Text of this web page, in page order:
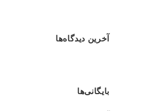
آخرین دیدگاه‌ها
بایگانی‌ها